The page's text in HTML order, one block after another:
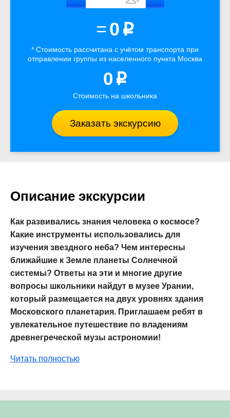
=0 p
* Стоимость рассчитана с учётом транспорта при
отправлении группы из населенного пункта Москва
0 p
Стоимость на школьника
Заказать экскурсию
Описание экскурсии
Как развивались знания человека о космосе?
Какие инструменты использовались для
изучения звездного неба? Чем интересны
ближайшие к Земле планеты Солнечной
системы? Ответы на эти и многие другие
вопросы школьники найдут в музее Урании,
который размещается на двух уровнях здания
Московского планетария. Приглашаем ребят в
увлекательное путешествие по владениям
древнегреческой музы астрономии!
Читать полностью